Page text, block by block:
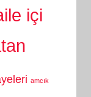
içi
amcık